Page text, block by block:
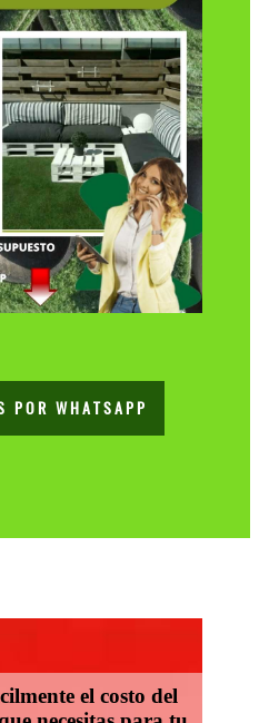
POR WHATSAPP
el costo del